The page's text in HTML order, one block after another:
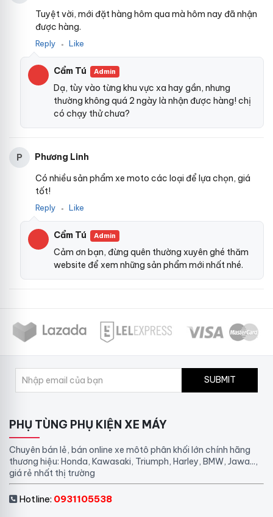
Tuyệt vời, mới đặt hàng hôm qua mà hôm nay đã nhận
được hàng.
Reply ● Like
Cẩm Tú Admin
Dạ, tùy vào từng khu vực xa hay gần, nhưng
thường không quá 2 ngày là nhận được hàng! chị
có chạy thử chưa?
P
Phương Linh
Có nhiều sản phẩm xe moto các loại để lựa chọn, giá
tốt!
Reply ● Like
Cẩm Tú Admin
Cảm ơn bạn, đừng quên thường xuyên ghé thăm
website để xem những sản phẩm mới nhất nhé.
SUBMIT
PHỤ TÙNG PHỤ KIỆN XE MÁY
Chuyên bán lẻ, bán online xe môtô phân khối lớn chính hãng
thương hiệu: Honda, Kawasaki, Triumph, Harley, BMW, Jawa...,
giá rẻ nhất thị trường
Hotline: 0931105538